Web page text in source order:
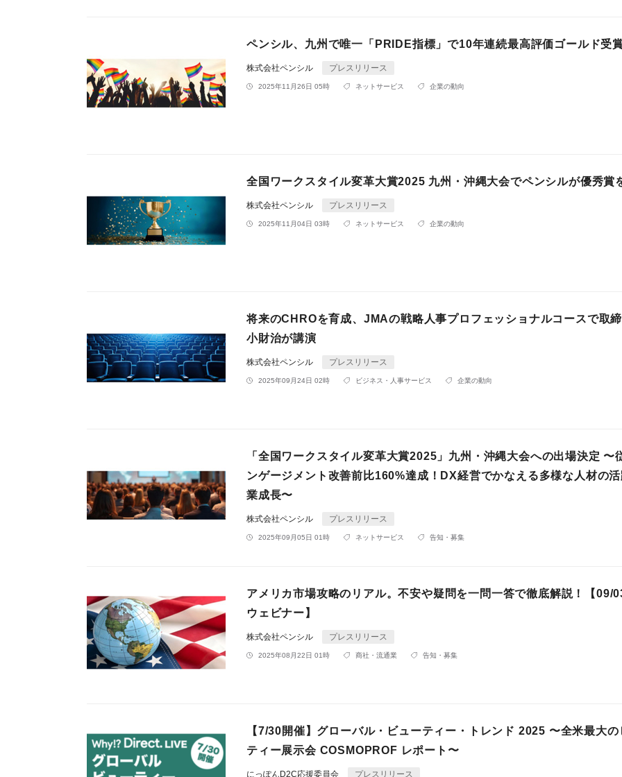
ペンシル、九州で唯一「PRIDE指標」で10年連続最高評価ゴールド受
株式会社ペンシル プレスリリース
2025年11月26日 05時 ネットサービス 企業の動向
全国ワークスタイル変革大賞2025 九州・沖縄大会でペンシルが優秀賞
株式会社ペンシル プレスリリース
2025年11月04日 03時 ネットサービス 企業の動向
将来のCHROを育成、JMAの戦略人事プロフェッショナルコースで取
小財治が講演
株式会社ペンシル プレスリリース
2025年09月24日 02時 ビジネス・人事サービス 企業の動向
「全国ワークスタイル変革大賞2025」九州・沖縄大会への出場決定 〜
ンゲージメント改善前比160%達成！DX経営でかなえる多様な人材の
業成長〜
株式会社ペンシル プレスリリース
2025年09月05日 01時 ネットサービス 告知・募集
アメリカ市場攻略のリアル。不安や疑問を一問一答で徹底解説！【09/
ウェビナー】
株式会社ペンシル プレスリリース
2025年08月22日 01時 商社・流通業 告知・募集
【7/30開催】グローバル・ビューティー・トレンド 2025 〜全米最大の
ティー展示会 COSMOPROF レポート〜
にっぽんD2C応援委員会 プレスリリース